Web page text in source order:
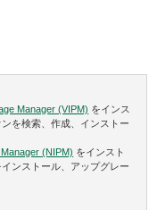
Manager (VIPM) をインス
を検索、作成、インストー
(NIPM) をインスト
ンストール、アップグレー